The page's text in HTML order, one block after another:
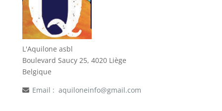
L'Aquilone asbl
Boulevard Saucy 25, 4020 Liège
Belgique
Email : aquiloneinfo@gmail.com